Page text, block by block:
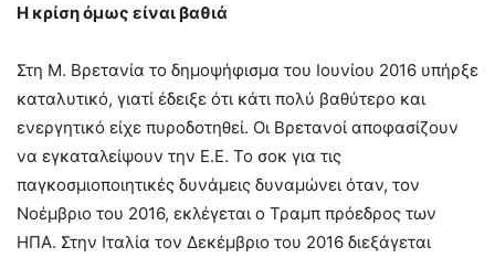
Η κρίση όμως είναι βαθιά
Στη Μ. Βρετανία το δημοψήφισμα του Ιουνίου 2016 υπήρξε
καταλυτικό, γιατί έδειξε ότι κάτι πολύ βαθύτερο και
ενεργητικό είχε πυροδοτηθεί. Οι Βρετανοί αποφασίζουν
να εγκαταλείψουν την Ε.Ε. Το σοκ για τις
παγκοσμιοποιητικές δυνάμεις δυναμώνει όταν, τον
Νοέμβριο του 2016, εκλέγεται ο Τραμπ πρόεδρος των
ΗΠΑ. Στην Ιταλία τον Δεκέμβριο του 2016 διεξάγεται